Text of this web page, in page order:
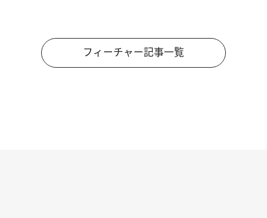
フィーチャー記事一覧